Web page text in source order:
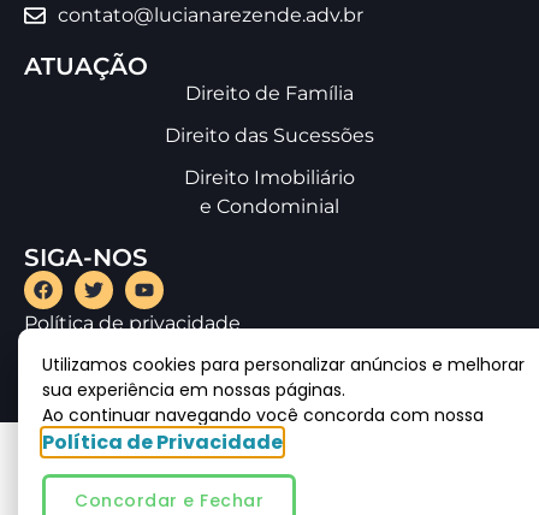
contato@lucianarezende.adv.br
ATUAÇÃO
Direito de Família
Direito das Sucessões
Direito Imobiliário
e Condominial
SIGA-NOS
Política de privacidade
© DIREITOS AUTORAIS 2023 | TODOS OS DIREITOS RESERVADOS |
LUCIANA REZENDEDVOCACIA | DESENVOLVIDO POR @avante.adv
Utilizamos cookies para personalizar anúncios e melhorar
sua experiência em nossas páginas.
Ao continuar navegando você concorda com nossa
Política de Privacidade
Concordar e Fechar